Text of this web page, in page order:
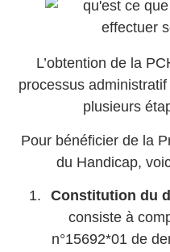
L’obtention de la
processus
plusieurs
Pour bénéficier de la
du Handicap,
Constitution du
consiste à
n°15692*01 de